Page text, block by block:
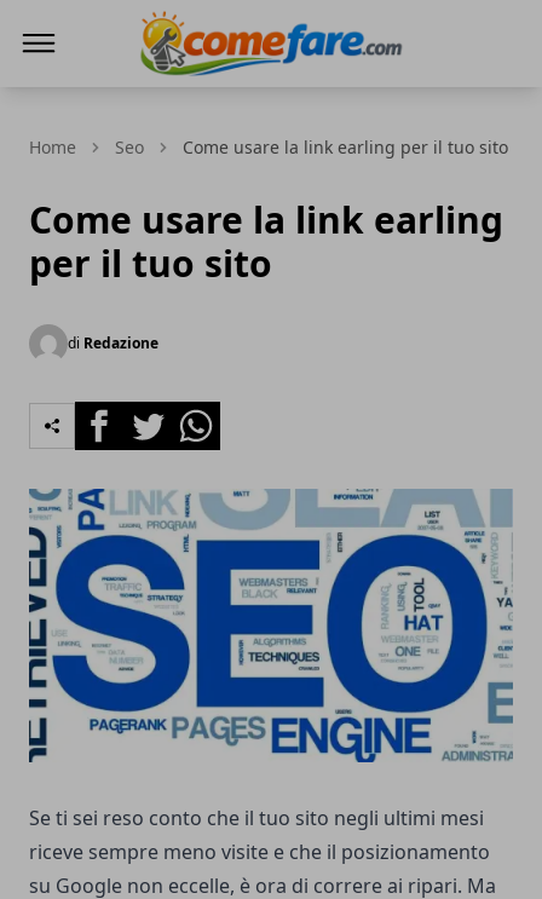
Home Seo Come usare la link earling per il tuo sito
Come usare la link earling
per il tuo sito
di Redazione
FacebookTwitterWhatsapp
Se ti sei reso conto che il tuo sito negli ultimi mesi
riceve sempre meno visite e che il posizionamento
su Google non eccelle, è ora di correre ai ripari. Ma